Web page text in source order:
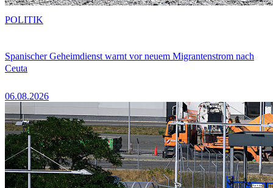
Spanischer Geheimdienst warnt vor neuem Migrantenstrom nach
Ceuta
06.08.2026
POLITIK